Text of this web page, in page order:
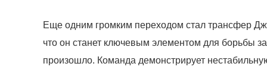
Еще одним громким переходом стал трансфер
что он станет ключевым элементом для борьбы
произошло. Команда демонстрирует